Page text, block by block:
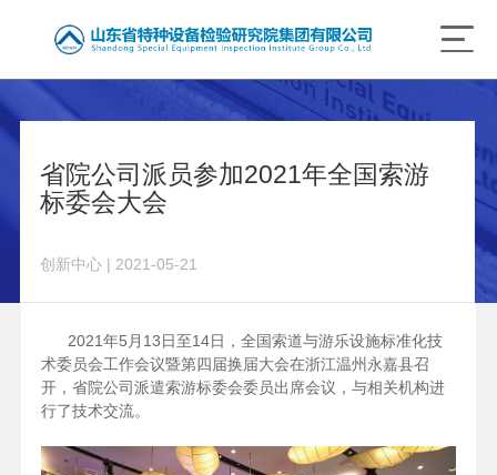
省院公司派员参加2021年全国索游
标委会大会
创新中心 | 2021-05-21
2021年5月13日至14日，全国索道与游乐设施标准化技
术委员会工作会议暨第四届换届大会在浙江温州永嘉县召
开，省院公司派遣索游标委会委员出席会议，与相关机构进
行了技术交流。